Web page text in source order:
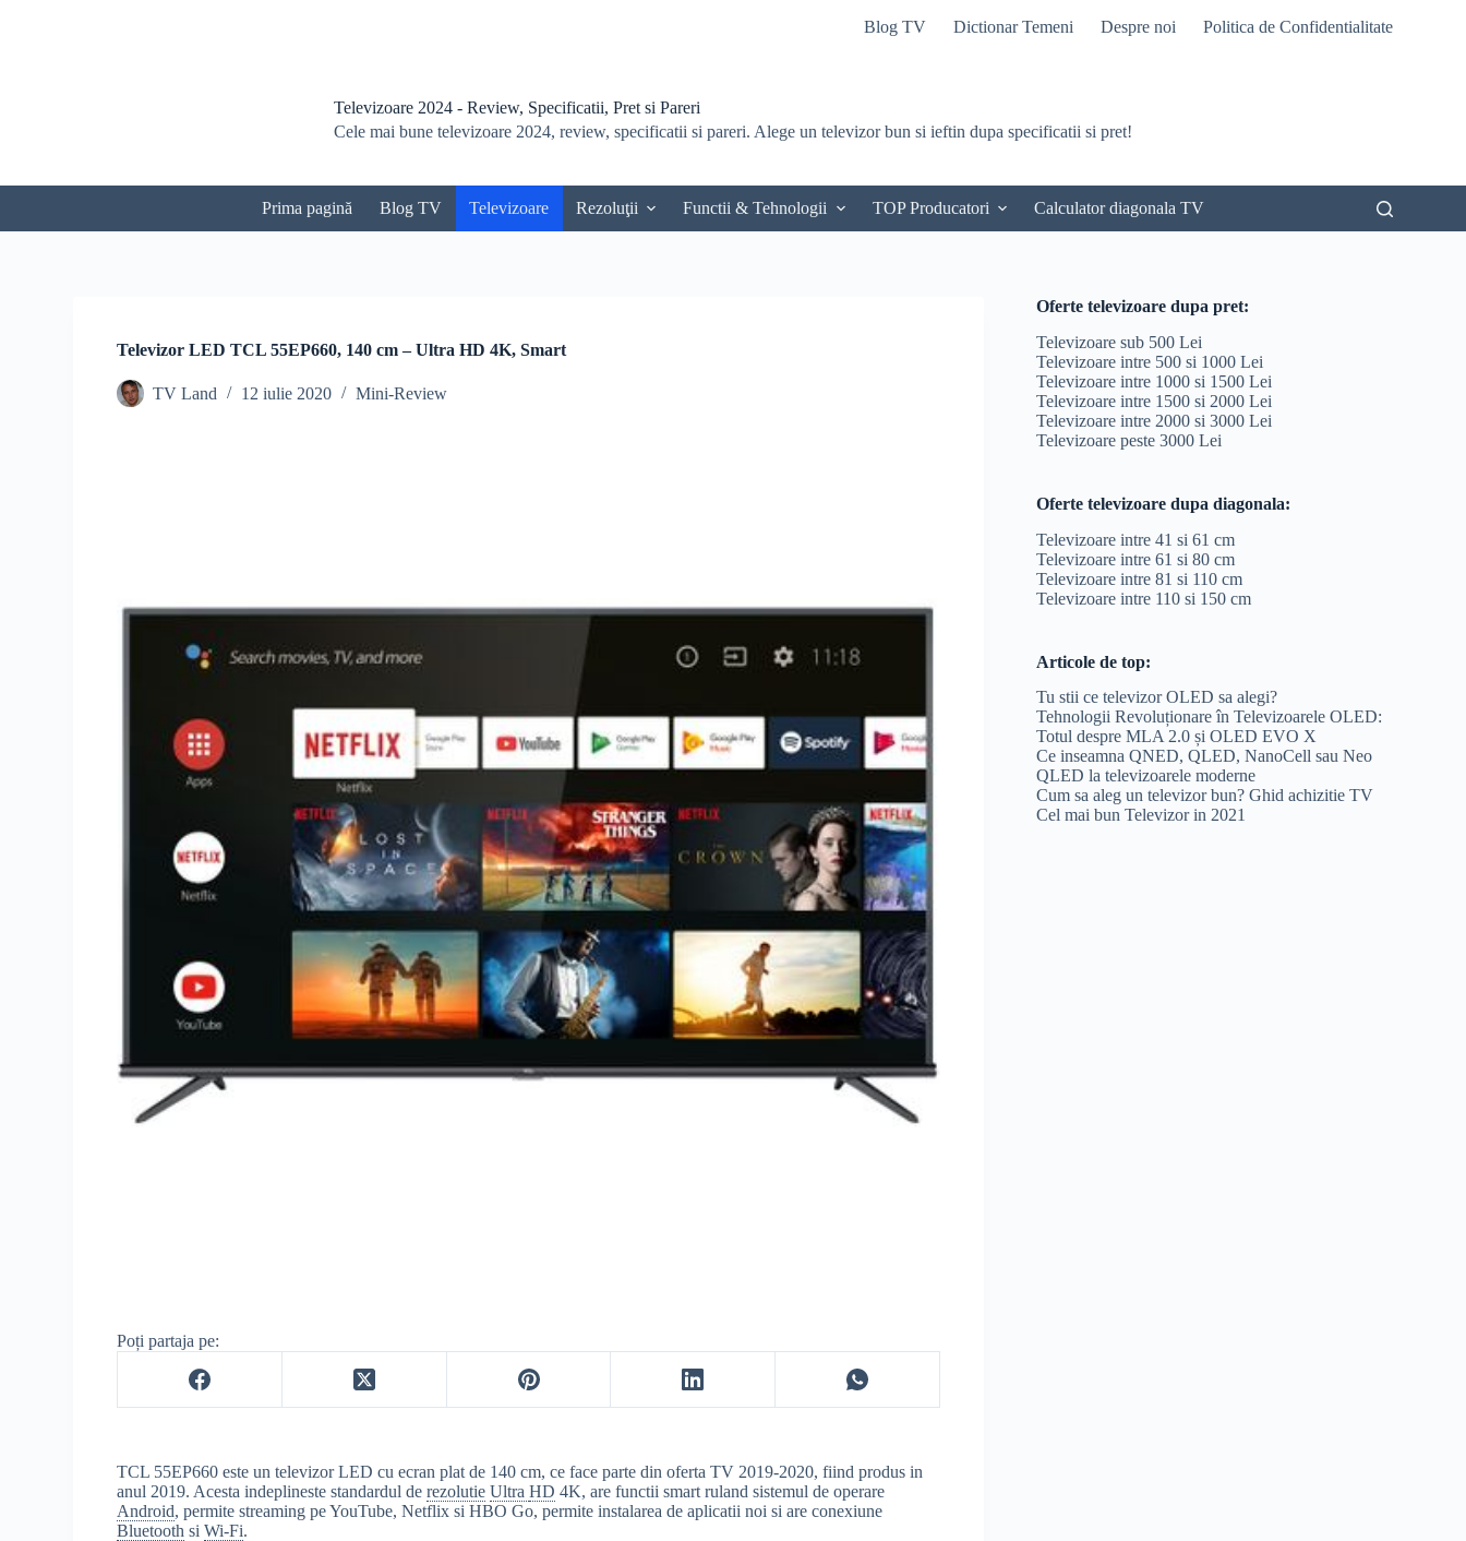
n
Blog TV Dictionar Temeni Despre noi Politica de Confidentialitate
Televizoare 2024 - Review, Specificatii, Pret si Pareri
Cele mai bune televizoare 2024, review, specificatii si pareri. Alege un televizor bun si ieftin dupa specificatii si pret!
Prima pagină Blog TV Televizoare Rezoluţii Functii & Tehnologii TOP Producatori Calculator diagonala TV
Televizor LED TCL 55EP660, 140 cm – Ultra HD 4K, Smart
TV Land 12 iulie 2020 Mini-Review
Poți partaja pe:
TCL 55EP660 este un televizor LED cu ecran plat de 140 cm, ce face parte din oferta TV 2019-2020, fiind produs in
anul 2019. Acesta indeplineste standardul derezolutie UltraHD 4K, are functii smart ruland sistemul de operare
Android, permite streaming pe YouTube, Netflix si HBO Go, permite instalarea de aplicatii noi si are conexiune
Bluetooth siWi-Fi.
Oferte televizoare dupa pret:
Televizoare sub 500 Lei
Televizoare intre 500 si 1000 Lei
Televizoare intre 1000 si 1500 Lei
Televizoare intre 1500 si 2000 Lei
Televizoare intre 2000 si 3000 Lei
Televizoare peste 3000 Lei
Oferte televizoare dupa diagonala:
Televizoare intre 41 si 61 cm
Televizoare intre 61 si 80 cm
Televizoare intre 81 si 110 cm
Televizoare intre 110 si 150 cm
Articole de top:
Tu stii ce televizor OLED sa alegi?
Tehnologii Revoluționare în Televizoarele OLED:
Totul despre MLA 2.0 și OLED EVO X
Ce inseamna QNED, QLED, NanoCell sau Neo
QLED la televizoarele moderne
Cum sa aleg un televizor bun? Ghid achizitie TV
Cel mai bun Televizor in 2021